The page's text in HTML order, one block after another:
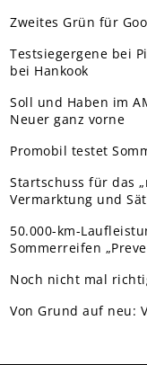
Zweites Grün für
Testsiegergene bei
bei Hankook
Soll und Haben im
Neuer ganz vorne
Promobil testet
Startschuss für das
Vermarktung und
50.000-km-
Sommerreifen
Noch nicht mal
Von Grund auf neu: